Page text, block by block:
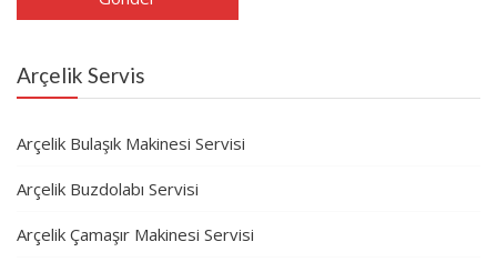
Arçelik Servis
Arçelik Bulaşık Makinesi Servisi
Arçelik Buzdolabı Servisi
Arçelik Çamaşır Makinesi Servisi